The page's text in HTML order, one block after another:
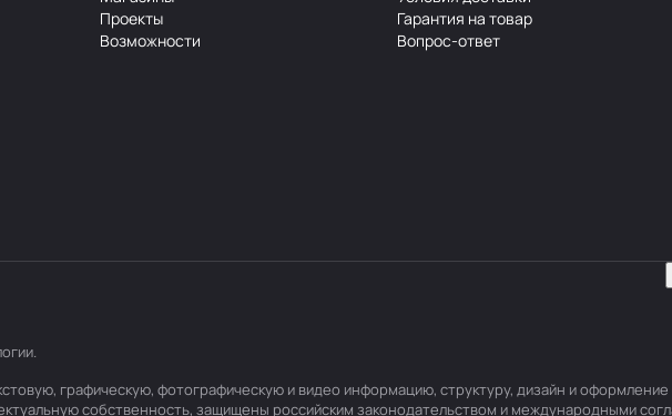
Проекты
Возможности
Гарантия на товар
Вопрос-ответ
.
графическую, фотографическую и видео информацию, структуру, дизайн и
собственность, защищены российским законодательством и международными